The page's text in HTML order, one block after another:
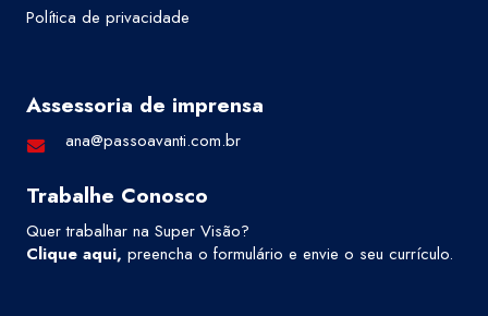
Política de privacidade
Assessoria de imprensa
ana@passoavanti.com.br
Trabalhe Conosco
Quer trabalhar na Super Visão?
Clique aqui, preencha o formulário e envie o seu currículo.